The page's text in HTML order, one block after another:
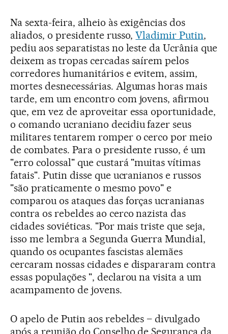
Na sexta-feira, alheio às exigências dos
aliados, o presidente russo,Vladimir Putin,
pediu aos separatistas no leste da Ucrânia que
deixem as tropas cercadas saírem pelos
corredores humanitários e evitem, assim,
mortes desnecessárias. Algumas horas mais
tarde, em um encontro com jovens, afirmou
que, em vez de aproveitar essa oportunidade,
o comando ucraniano decidiu fazer seus
militares tentarem romper o cerco por meio
de combates. Para o presidente russo, é um
"erro colossal" que custará "muitas vítimas
fatais". Putin disse que ucranianos e russos
"são praticamente o mesmo povo" e
comparou os ataques das forças ucranianas
contra os rebeldes ao cerco nazista das
cidades soviéticas. "Por mais triste que seja,
isso me lembra a Segunda Guerra Mundial,
quando os ocupantes fascistas alemães
cercaram nossas cidades e dispararam contra
essas populações ", declarou na visita a um
acampamento de jovens.
O apelo de Putin aos rebeldes – divulgado
após a reunião do Conselho de Segurança da